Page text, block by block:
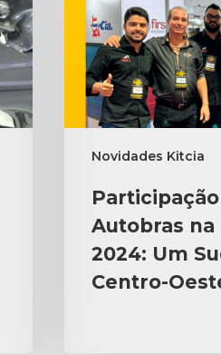
Novidades Kitcia
Autobras na
2024: Um
Centro-